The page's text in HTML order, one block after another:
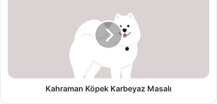
Kahraman Köpek Karbeyaz Masalı